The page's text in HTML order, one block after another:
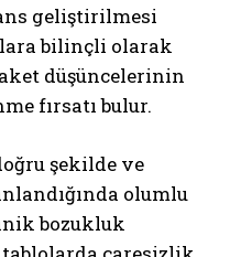
geliştirilmesi
bilinçli olarak
düşüncelerinin
fırsatı bulur.
şekilde ve
olumlu
bozukluk